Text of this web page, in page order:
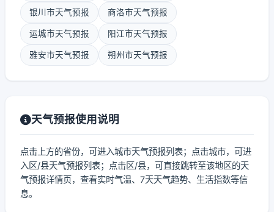
银川市天气预报 商洛市天气预报
运城市天气预报 阳江市天气预报
雅安市天气预报 朔州市天气预报
天气预报使用说明
点击上方的省份，可进入城市天气预报列表；点击城市，可进
入区/县天气预报列表；点击区/县，可直接跳转至该地区的天
气预报详情页，查看实时气温、7天天气趋势、生活指数等信
息。